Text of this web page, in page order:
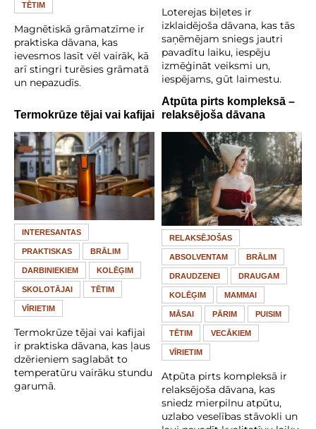
TĒTIM
Magnētiskā grāmatzīme ir
praktiska dāvana, kas
ievesmos lasīt vēl vairāk, kā
arī stingri turēsies grāmatā
un nepazudīs.
Loterejas biļetes ir
izklaidējoša dāvana, kas tās
saņēmējam sniegs jautri
pavadītu laiku, iespēju
izmēģināt veiksmi un,
iespējams, gūt laimestu.
Termokrūze tējai vai kafijai
INTERESANTAS
PRAKTISKAS BRĀLIM
DARBINIEKIEM KOLĒĢIM
SKOLOTĀJAI TĒTIM
VĪRIETIM
Termokrūze tējai vai kafijai
ir praktiska dāvana, kas ļaus
dzērieniem saglabāt to
temperatūru vairāku stundu
garumā.
Atpūta pirts kompleksā –
relaksējoša dāvana
RELAKSĒJOŠAS
ABSOLVENTAM BRĀLIM
DRAUDZENEI DRAUGAM
KOLĒĢIM MAMMAI
MĀSAI PĀRIM PUISIM
TĒTIM VECĀKIEM
VĪRIETIM
Atpūta pirts kompleksā ir
relaksējoša dāvana, kas
sniedz mierpilnu atpūtu,
uzlabo veselības stāvokli un